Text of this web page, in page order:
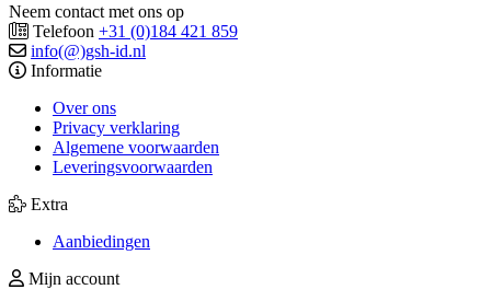
Neem contact met ons op
Telefoon +31 (0)184 421 859
info(@)gsh-id.nl
Informatie
Over ons
Privacy verklaring
Algemene voorwaarden
Leveringsvoorwaarden
Extra
Aanbiedingen
Mijn account